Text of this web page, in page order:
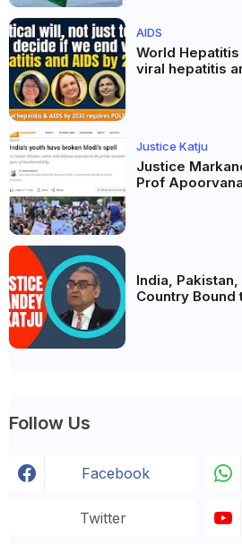
AIDS
World
viral hepatitis
Justice Katju
Justice
Prof
India,
Country Bound
Follow Us
Facebook
Twitter